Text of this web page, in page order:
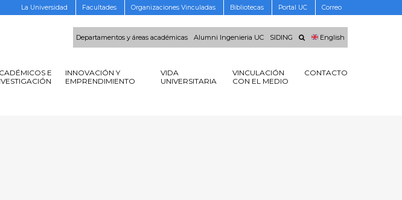
La Universidad Facultades Organizaciones Vinculadas Bibliotecas Portal UC Correo
Departamentos y áreas académicas Alumni Ingenieria UC SIDING English
E
INNOVACIÓN Y
EMPRENDIMIENTO
VIDA
UNIVERSITARIA
VINCULACIÓN
CON EL MEDIO
CONTACTO